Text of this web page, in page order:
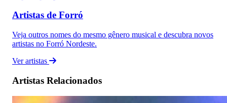
Artistas de Forró
Veja outros nomes do mesmo gênero musical e descubra novos
artistas no Forró Nordeste.
Ver artistas
Artistas Relacionados